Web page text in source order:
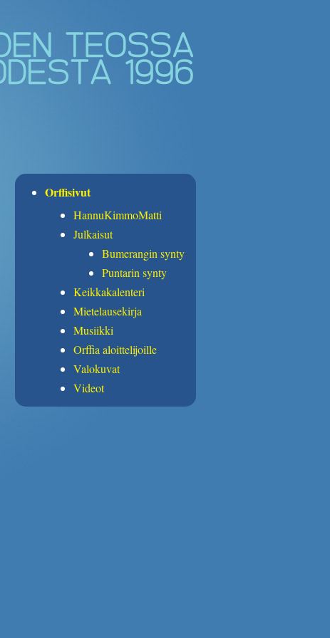
Orffisivut
HannuKimmoMatti
Julkaisut
Bumerangin synty
Puntarin synty
Keikkakalenteri
Mietelausekirja
Musiikki
Orffia aloittelijoille
Valokuvat
Videot